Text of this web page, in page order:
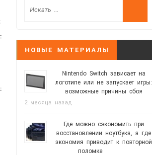
НОВЫЕ МАТЕРИАЛЫ
Nintendo Switch зависает на
логотипе или не запускает игры:
возможные причины сбоя
2 месяца назад
Где можно сэкономить при
восстановлении ноутбука, а где
экономия приводит к повторной
поломке